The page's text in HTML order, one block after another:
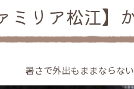
ミリア松江
暑さで外出もままならな